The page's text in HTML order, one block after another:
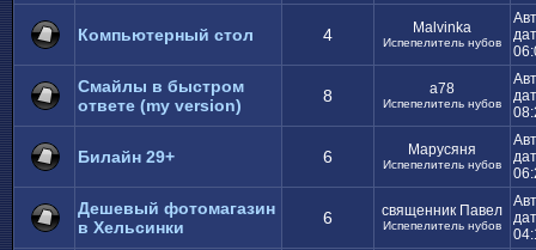
Компьютерный стол 4 Malvinka
Испепелитель нубов
Смайлы в быстром
ответе (my version)
8 а78
Испепелитель нубов
Билайн 29+ 6 Марусяня
Испепелитель нубов
Дешевый фотомагазин
в Хельсинки
6 священник Павел
Испепелитель нубов